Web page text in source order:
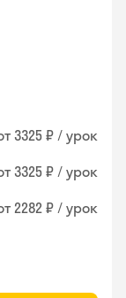
3325 ₽ / урок
3325 ₽ / урок
2282 ₽ / урок